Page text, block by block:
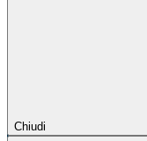
Chiudi